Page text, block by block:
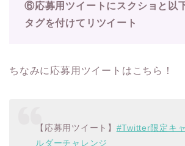
⑥応募用ツイートにスクショと以
タグを付けてリツイート
ちなみに応募用ツイートはこちら！
【応募用ツイート】 #Twitter限定キ
ルダーチャレンジ